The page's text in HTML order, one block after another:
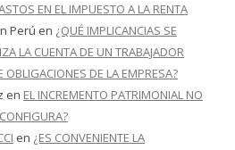
EN EL IMPUESTO A LA RENTA
Perú en ¿QUÉ IMPLICANCIAS SE
LA CUENTA DE UN TRABAJADOR
OBLIGACIONES DE LA EMPRESA?
en EL INCREMENTO PATRIMONIAL NO
en ¿ES CONVENIENTE LA